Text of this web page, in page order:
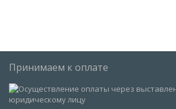
Принимаем к оплате